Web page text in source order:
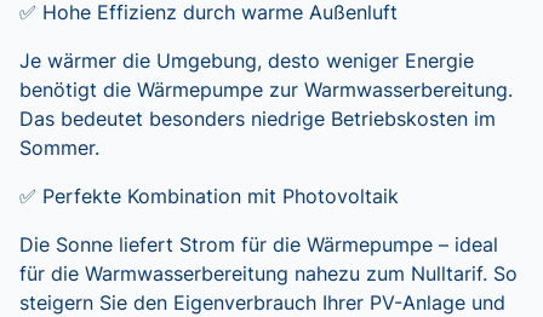
✅ Hohe Effizienz durch warme Außenluft
Je wärmer die Umgebung, desto weniger Energie
benötigt die Wärmepumpe zur Warmwasserbereitung.
Das bedeutet besonders niedrige Betriebskosten im
Sommer.
✅ Perfekte Kombination mit Photovoltaik
Die Sonne liefert Strom für die Wärmepumpe – ideal
für die Warmwasserbereitung nahezu zum Nulltarif. So
steigern Sie den Eigenverbrauch Ihrer PV-Anlage und